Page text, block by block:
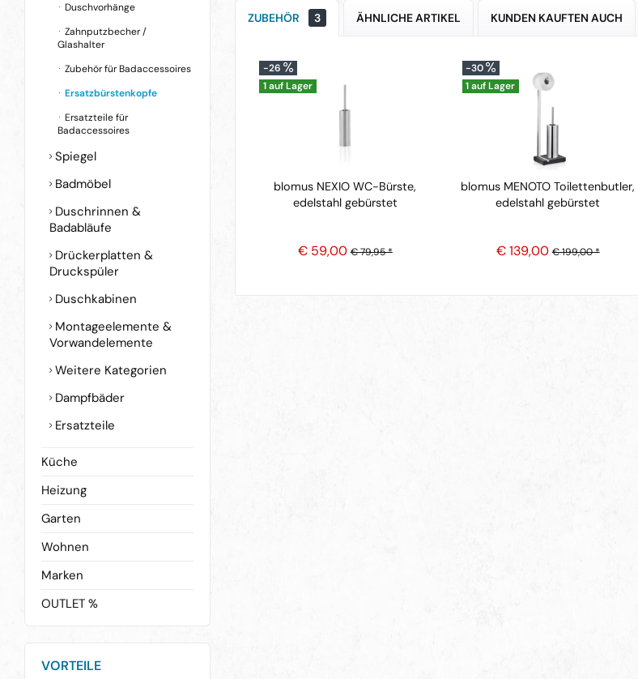
Duschvorhänge
Zahnputzbecher /
Glashalter
Zubehör für Badaccessoires
Ersatzbürstenkopfe
Ersatzteile für
Badaccessoires
Spiegel
Badmöbel
Duschrinnen &
Badabläufe
Drückerplatten &
Druckspüler
Duschkabinen
Montageelemente &
Vorwandelemente
Weitere Kategorien
Dampfbäder
Ersatzteile
Küche
Heizung
Garten
Wohnen
Marken
OUTLET %
VORTEILE
ZUBEHÖR 3 ÄHNLICHE ARTIKEL KUNDEN KAUFTEN AUCH
-26
1 auf Lager
blomus NEXIO WC-Bürste,
edelstahl gebürstet
€ 59,00 € 79,95 *
-30
1 auf Lager
blomus MENOTO Toilettenbutler,
edelstahl gebürstet
€ 139,00 € 199,00 *